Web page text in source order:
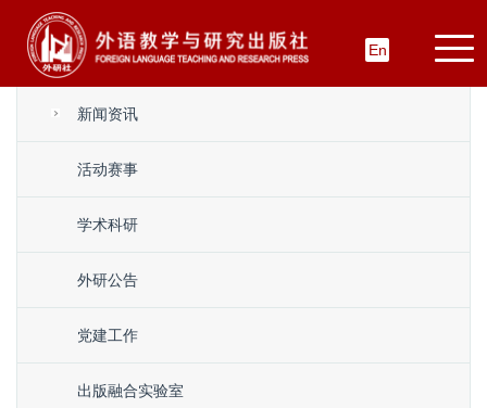
En
新闻资讯
活动赛事
学术科研
外研公告
党建工作
出版融合实验室